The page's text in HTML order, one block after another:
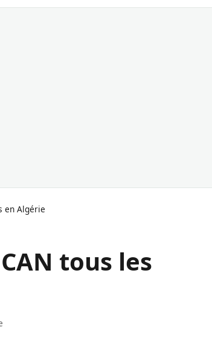
en Algérie
tous les